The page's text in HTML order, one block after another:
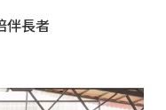
伴長者